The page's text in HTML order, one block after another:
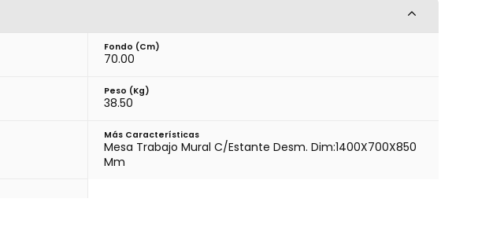
Fondo (cm)
70.00
Peso (kg)
38.50
Más Características
Mesa Trabajo Mural C/Estante Desm. Dim:1400X700X850
Mm